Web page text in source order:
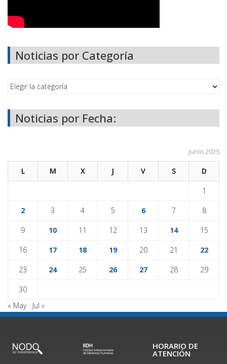
Noticias por Categoría
Noticias por Fecha:
junio 2025
L M X J V S D
1
2 3 4 5 6 7 8
9 10 11 12 13 14 15
16 17 18 19 20 21 22
23 24 25 26 27 28 29
30
« May
Jul »
HORARIO DE
ATENCIÓN